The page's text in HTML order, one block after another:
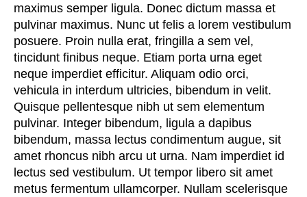
maximus semper ligula. Donec dictum massa et
pulvinar maximus. Nunc ut felis a lorem vestibulum
posuere. Proin nulla erat, fringilla a sem vel,
tincidunt finibus neque. Etiam porta urna eget
neque imperdiet efficitur. Aliquam odio orci,
vehicula in interdum ultricies, bibendum in velit.
Quisque pellentesque nibh ut sem elementum
pulvinar. Integer bibendum, ligula a dapibus
bibendum, massa lectus condimentum augue, sit
amet rhoncus nibh arcu ut urna. Nam imperdiet id
lectus sed vestibulum. Ut tempor libero sit amet
metus fermentum ullamcorper. Nullam scelerisque